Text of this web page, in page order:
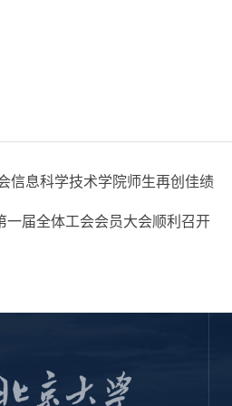
信息科学技术学院师生再创佳绩
届全体工会会员大会顺利召开